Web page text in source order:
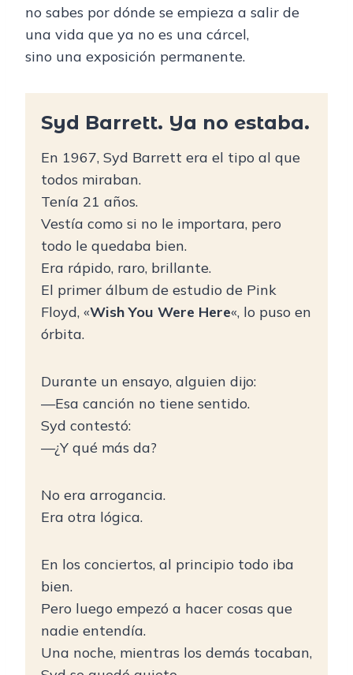
no sabes por dónde se empieza a salir de
una vida que ya no es una cárcel,
sino una exposición permanente.
Syd Barrett. Ya no estaba.
En 1967, Syd Barrett era el tipo al que
todos miraban.
Tenía 21 años.
Vestía como si no le importara, pero
todo le quedaba bien.
Era rápido, raro, brillante.
El primer álbum de estudio de Pink
Floyd, «Wish You Were Here«, lo puso en
órbita.
Durante un ensayo, alguien dijo:
—Esa canción no tiene sentido.
Syd contestó:
—¿Y qué más da?
No era arrogancia.
Era otra lógica.
En los conciertos, al principio todo iba
bien.
Pero luego empezó a hacer cosas que
nadie entendía.
Una noche, mientras los demás tocaban,